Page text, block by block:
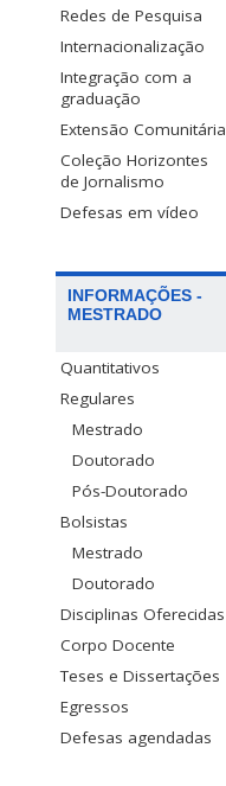
Redes de Pesquisa
Internacionalização
Integração com a
graduação
Extensão Comunitária
Coleção Horizontes
de Jornalismo
Defesas em vídeo
INFORMAÇÕES -
MESTRADO
Quantitativos
Regulares
Mestrado
Doutorado
Pós-Doutorado
Bolsistas
Mestrado
Doutorado
Disciplinas Oferecidas
Corpo Docente
Teses e Dissertações
Egressos
Defesas agendadas